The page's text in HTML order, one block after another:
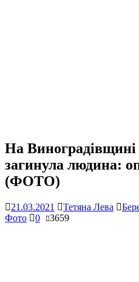
На
загинула людина:
(ФОТО)
21.03.2021 Тетяна Лева
Фото
0 3659